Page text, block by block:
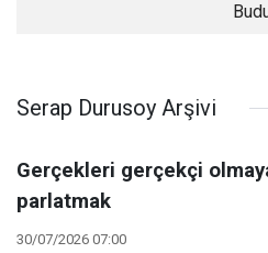
Serap Durusoy Arşivi
Gerçekleri gerçekçi
parlatmak
30/07/2026 07:00